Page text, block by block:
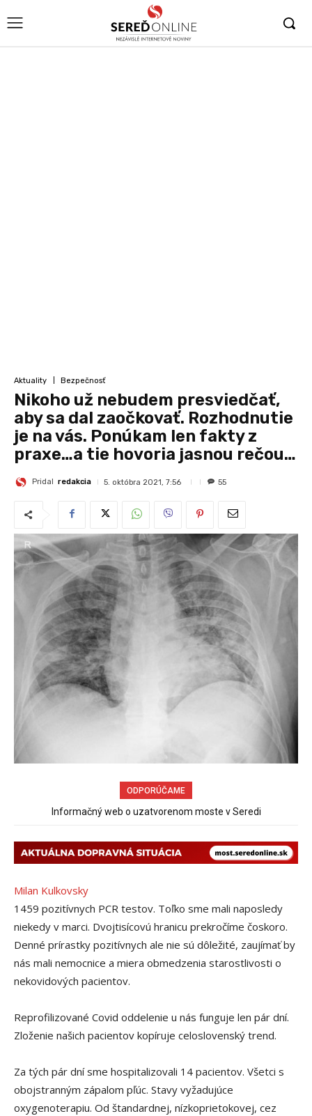
Aktuality Bezpečnosť
Nikoho už nebudem presviedčať,
aby sa dal zaočkovať. Rozhodnutie
je na vás. Ponúkam len fakty z
praxe…a tie hovoria jasnou rečou…
Pridal redakcia 5. októbra 2021, 7:56 55
ODPORÚČAME
Informačný web o uzatvorenom moste v Seredi
Milan Kulkovsky
1459 pozitívnych PCR testov. Toľko sme mali naposledy
niekedy v marci. Dvojtisícovú hranicu prekročíme čoskoro.
Denné prírastky pozitívnych ale nie sú dôležité, zaujímať by
nás mali nemocnice a miera obmedzenia starostlivosti o
nekovidových pacientov.
Reprofilizované Covid oddelenie u nás funguje len pár dní.
Zloženie našich pacientov kopíruje celoslovenský trend.
Za tých pár dní sme hospitalizovali 14 pacientov. Všetci s
obojstranným zápalom pľúc. Stavy vyžadujúce
oxygenoterapiu. Od štandardnej, nízkoprietokovej, cez